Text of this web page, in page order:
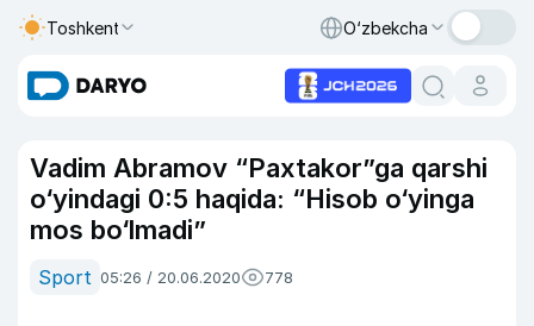
Toshkent O‘zbekcha
Vadim Abramov “Paxtakor”ga qarshi
o‘yindagi 0:5 haqida: “Hisob o‘yinga
mos bo‘lmadi”
Sport 05:26 / 20.06.2020 778